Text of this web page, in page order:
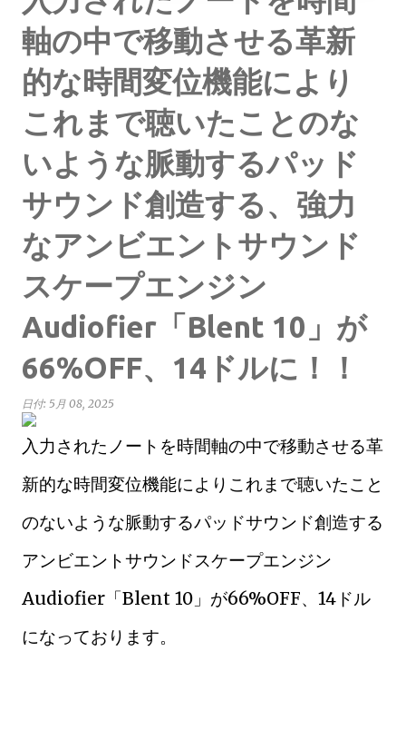
軸の中で移動させる革新
的な時間変位機能により
これまで聴いたことのな
いような脈動するパッド
サウンド創造する、強力
なアンビエントサウンド
スケープエンジン
Audiofier「Blent 10」が
66%OFF、14ドルに！！
日付: 5月 08, 2025
入力されたノートを時間軸の中で移動させる革
新的な時間変位機能によりこれまで聴いたこと
のないような脈動するパッドサウンド創造する
アンビエントサウンドスケープエンジン
Audiofier「Blent 10」が66%OFF、14ドル
になっております。